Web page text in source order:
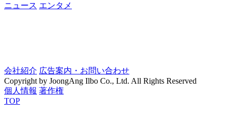
ニュース エンタメ
会社紹介 広告案内・お問い合わせ
Copyright by JoongAng Ilbo Co., Ltd. All Rights Reserved
個人情報 著作権
TOP